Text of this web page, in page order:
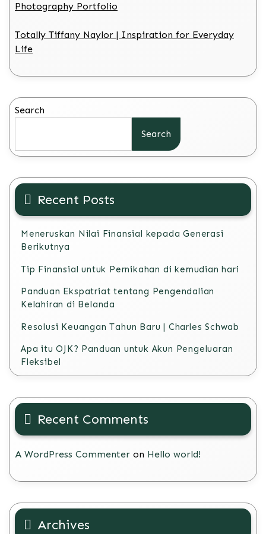
Photography Portfolio
Totally Tiffany Naylor | Inspiration for Everyday
Life
Search
Search
Recent Posts
Meneruskan Nilai Finansial kepada Generasi
Berikutnya
Tip Finansial untuk Pernikahan di kemudian hari
Panduan Ekspatriat tentang Pengendalian
Kelahiran di Belanda
Resolusi Keuangan Tahun Baru | Charles Schwab
Apa itu OJK? Panduan untuk Akun Pengeluaran
Fleksibel
Recent Comments
A WordPress Commenter on Hello world!
Archives